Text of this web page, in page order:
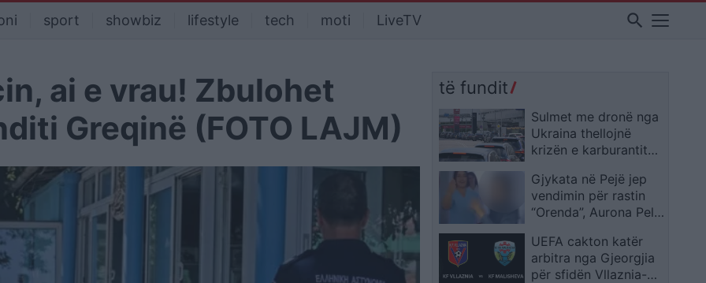
sport showbiz lifestyle tech moti LiveTV search
ai e vrau! Zbulohet
Greqinë (FOTO LAJM)
të fundit
Sulmet me dronë nga
Ukraina thellojnë
krizën e karburantit
raportohen në
shumicën e rajoneve
Gjykata në Pejë jep
vendimin për rastin
“Orenda”, Aurona Pelaj
muaj burg
UEFA cakton katër
arbitra nga Gjeorgjia
për sfidën Vllaznia-